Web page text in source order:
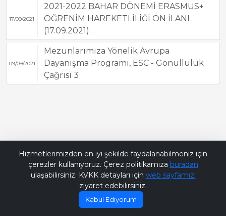
17/09/2021
2021-2022 BAHAR DÖNEMİ ERASMUS+
ÖĞRENİM HAREKETLİLİĞİ ÖN İLANI
(17.09.2021)
09/09/2021
Mezunlarımıza Yönelik Avrupa
Dayanışma Programı, ESC - Gönüllülük
Çağrısı 3
Hizmetlerimizden en iyi şekilde faydalanabilmeniz için
çerezler kullanıyoruz. Çerez politikamıza buradan
ulaşabilirsiniz. KVKK detayları için web sayfamızı
ziyaret edebilirsiniz.
Kabul Ediyorum
Bana Soru Sor | Ask Me